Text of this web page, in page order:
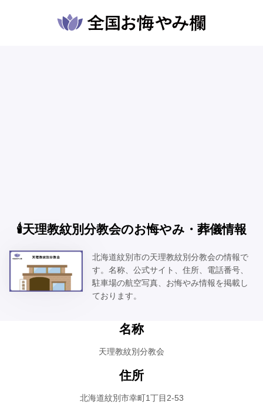
🕯️天理教紋別分教会のお悔やみ・葬儀情報
北海道紋別市の天理教紋別分教会の情報で
す。名称、公式サイト、住所、電話番号、
駐車場の航空写真、お悔やみ情報を掲載し
ております。
名称
天理教紋別分教会
住所
北海道紋別市幸町1丁目2-53